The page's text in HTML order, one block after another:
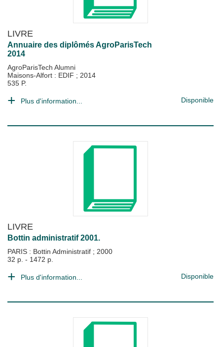
LIVRE
Annuaire des diplômés AgroParisTech
2014
AgroParisTech Alumni
Maisons-Alfort : EDIF ; 2014
535 P.
Plus d'information... Disponible
LIVRE
Bottin administratif 2001.
PARIS : Bottin Administratif ; 2000
32 p. - 1472 p.
Plus d'information... Disponible